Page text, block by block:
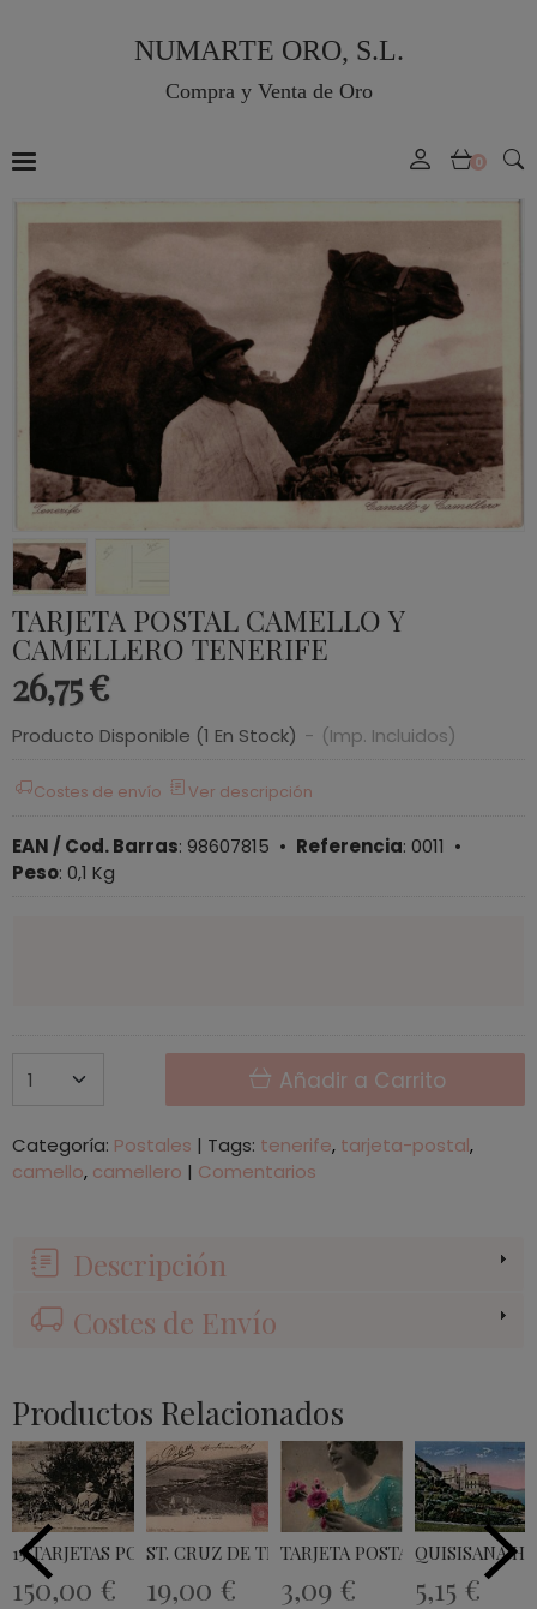
NUMARTE ORO, S.L.
Compra y Venta de Oro
0
TARJETA POSTAL CAMELLO Y
CAMELLERO TENERIFE
26,75 €
Producto Disponible (1 En Stock) - (Imp. Incluidos)
Costes de envío Ver descripción
EAN / Cod. Barras: 98607815 • Referencia: 0011 •
Peso: 0,1 Kg
Añadir a Carrito
Categoría: Postales | Tags: tenerife tarjeta-postal
camello camellero | Comentarios
Descripción
Costes de Envío
Productos Relacionados
15 TARJETAS POSTALES PRIMERA GUERRA...
150,00 €
ST. CRUZ DE TENERIFE - BAZAR ALEMAN...
19,00 €
TARJETA POSTAL - MARGARA
3,09 €
QUISISANA
5,15 €